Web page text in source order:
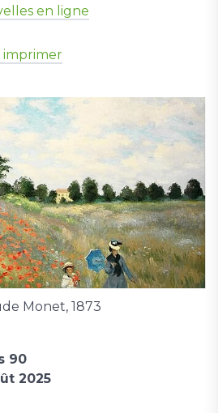
en ligne
imprimer
Monet, 1873
90
2025